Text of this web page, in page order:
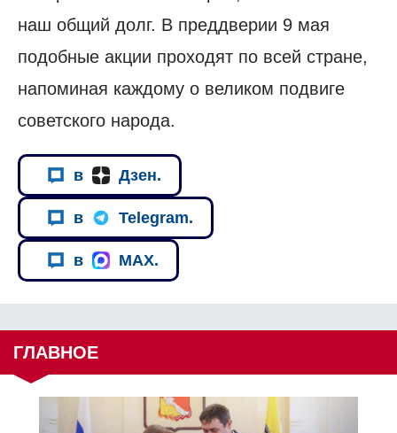
наш общий долг. В преддверии 9 мая
подобные акции проходят по всей стране,
напоминая каждому о великом подвиге
советского народа.
в Дзен.
в Telegram.
в MAX.
ГЛАВНОЕ